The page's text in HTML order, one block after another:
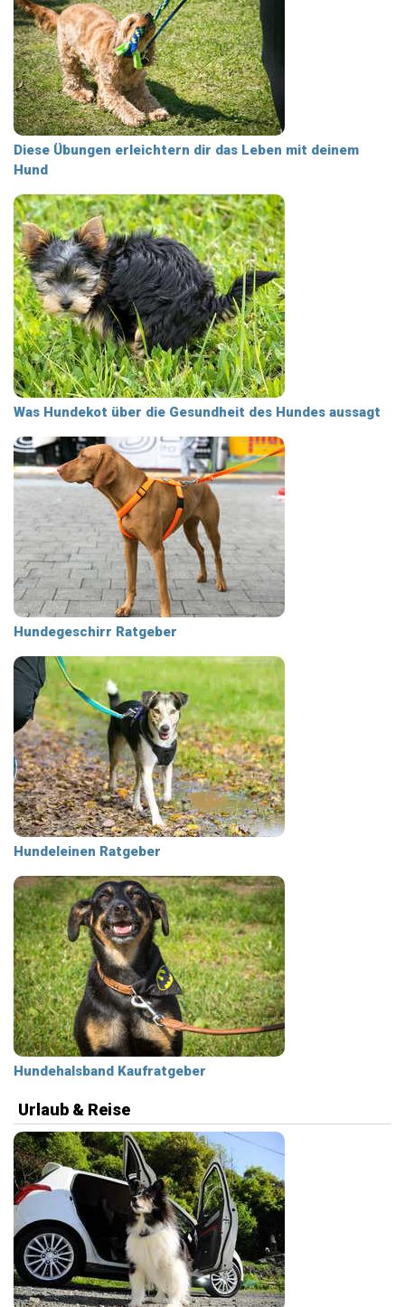
Diese Übungen erleichtern dir das Leben mit deinem
Hund
Was Hundekot über die Gesundheit des Hundes aussagt
Hundegeschirr Ratgeber
Hundeleinen Ratgeber
Hundehalsband Kaufratgeber
Urlaub & Reise